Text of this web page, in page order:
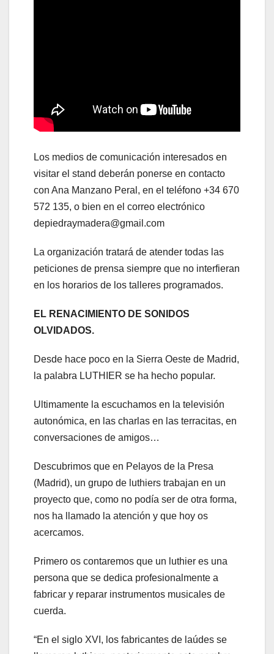
Los medios de comunicación interesados en
visitar el stand deberán ponerse en contacto
con Ana Manzano Peral, en el teléfono +34 670
572 135, o bien en el correo electrónico
depiedraymadera@gmail.com
La organización tratará de atender todas las
peticiones de prensa siempre que no interfieran
en los horarios de los talleres programados.
EL RENACIMIENTO DE SONIDOS
OLVIDADOS.
Desde hace poco en la Sierra Oeste de Madrid,
la palabra LUTHIER se ha hecho popular.
Ultimamente la escuchamos en la televisión
autonómica, en las charlas en las terracitas, en
conversaciones de amigos…
Descubrimos que en Pelayos de la Presa
(Madrid), un grupo de luthiers trabajan en un
proyecto que, como no podía ser de otra forma,
nos ha llamado la atención y que hoy os
acercamos.
Primero os contaremos que un luthier es una
persona que se dedica profesionalmente a
fabricar y reparar instrumentos musicales de
cuerda.
“En el siglo XVI, los fabricantes de laúdes se